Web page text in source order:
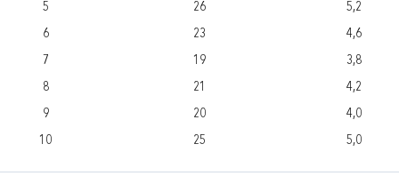
5
26
5,2
6
23
4,6
7
19
3,8
8
21
4,2
9
20
4,0
10
25 5,0